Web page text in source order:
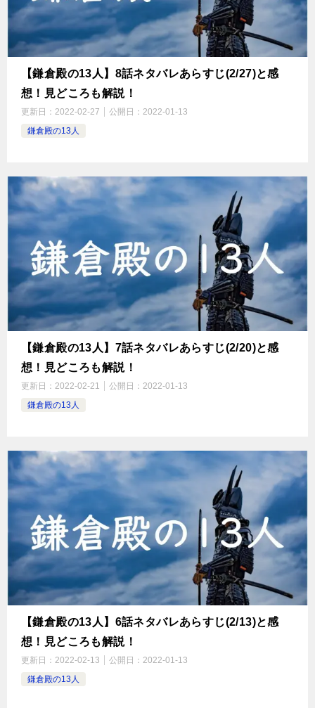
【鎌倉殿の13人】8話ネタバレあらすじ(2/27)と感
想！見どころも解説！
更新日： 2022-02-27 公開日： 2022-01-13
鎌倉殿の13人
【鎌倉殿の13人】7話ネタバレあらすじ(2/20)と感
想！見どころも解説！
更新日： 2022-02-21 公開日： 2022-01-13
鎌倉殿の13人
【鎌倉殿の13人】6話ネタバレあらすじ(2/13)と感
想！見どころも解説！
更新日： 2022-02-13 公開日： 2022-01-13
鎌倉殿の13人